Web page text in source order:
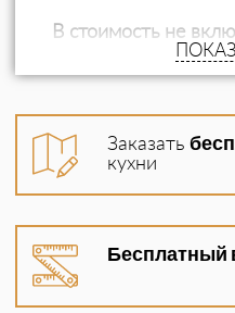
В стоимость не
Встроенная
Бутылочницы
Выдвижные
Столешница
Установка (5%
Доставка
Заказать
кухни
Бесплатный